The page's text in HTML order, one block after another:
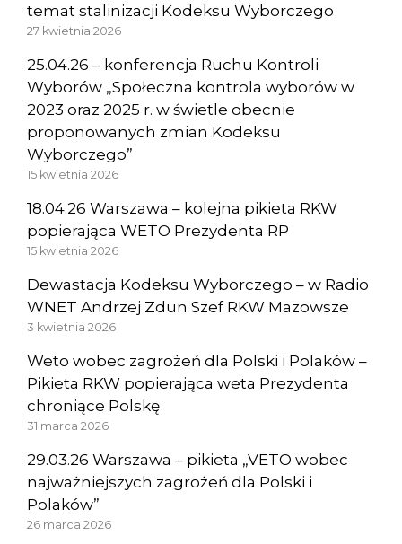
temat stalinizacji Kodeksu Wyborczego
27 kwietnia 2026
25.04.26 – konferencja Ruchu Kontroli
Wyborów „Społeczna kontrola wyborów w
2023 oraz 2025 r. w świetle obecnie
proponowanych zmian Kodeksu
Wyborczego”
15 kwietnia 2026
18.04.26 Warszawa – kolejna pikieta RKW
popierająca WETO Prezydenta RP
15 kwietnia 2026
Dewastacja Kodeksu Wyborczego – w Radio
WNET Andrzej Zdun Szef RKW Mazowsze
3 kwietnia 2026
Weto wobec zagrożeń dla Polski i Polaków –
Pikieta RKW popierająca weta Prezydenta
chroniące Polskę
31 marca 2026
29.03.26 Warszawa – pikieta „VETO wobec
najważniejszych zagrożeń dla Polski i
Polaków”
26 marca 2026